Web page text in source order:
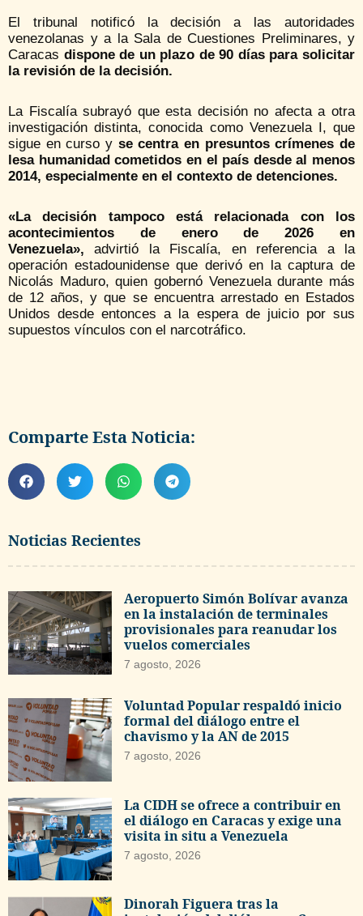
Noticias Recientes
Aeropuerto Simón Bolívar avanza
en la instalación de terminales
provisionales para reanudar los
vuelos comerciales
7 agosto, 2026
Voluntad Popular respaldó inicio
formal del diálogo entre el
chavismo y la AN de 2015
7 agosto, 2026
La CIDH se ofrece a contribuir en
el diálogo en Caracas y exige una
visita in situ a Venezuela
7 agosto, 2026
Dinorah Figuera tras la
El tribunal notificó la decisión a las autoridades
venezolanas y a la Sala de Cuestiones Preliminares, y
Caracas dispone de un plazo de 90 días para solicitar
la revisión de la decisión.
La Fiscalía subrayó que esta decisión no afecta a otra
investigación distinta, conocida como Venezuela I, que
sigue en curso y se centra en presuntos crímenes de
lesa humanidad cometidos en el país desde al menos
2014, especialmente en el contexto de detenciones.
«La decisión tampoco está relacionada con los
acontecimientos de enero de 2026 en
Venezuela», advirtió la Fiscalía, en referencia a la
operación estadounidense que derivó en la captura de
Nicolás Maduro, quien gobernó Venezuela durante más
de 12 años, y que se encuentra arrestado en Estados
Unidos desde entonces a la espera de juicio por sus
supuestos vínculos con el narcotráfico.
Comparte Esta Noticia: